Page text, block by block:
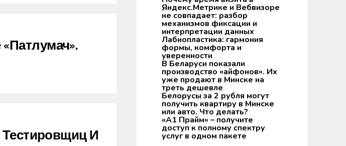
Тестировщиц И
Яндекс.Метрике и Вебвизоре
не совпадает: разбор
механизмов фиксации и
интерпретации данных
Лабиопластика: гармония
формы, комфорта и
уверенности
В Беларуси показали
производство «айфонов». Их
уже продают в Минске на
треть дешевле
Белорусы за 2 рубля могут
получить квартиру в Минске
или авто. Что делать?
«А1 Прайм» – получите
доступ к полному спектру
услуг в одном пакете